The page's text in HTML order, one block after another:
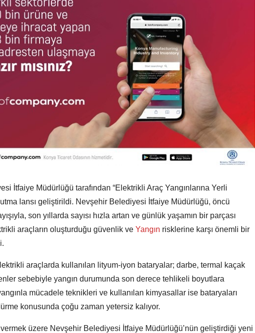
İtfaiye Müdürlüğü tarafından “Elektrikli Araç Yangınlarına Yerli
lansı geliştirildi. Nevşehir Belediyesi İtfaiye Müdürlüğü, öncü
son yıllarda sayısı hızla artan ve günlük yaşamın bir parçası
araçların oluşturduğu güvenlik ve Yangın risklerine karşı önemli bir
araçlarda kullanılan lityum-iyon bataryalar; darbe, termal kaçak
sebebiyle yangın durumunda son derece tehlikeli boyutlara
mücadele teknikleri ve kullanılan kimyasallar ise bataryaları
konusunda çoğu zaman yetersiz kalıyor.
vermek üzere Nevşehir Belediyesi İtfaiye Müdürlüğü’nün geliştirdiği yeni